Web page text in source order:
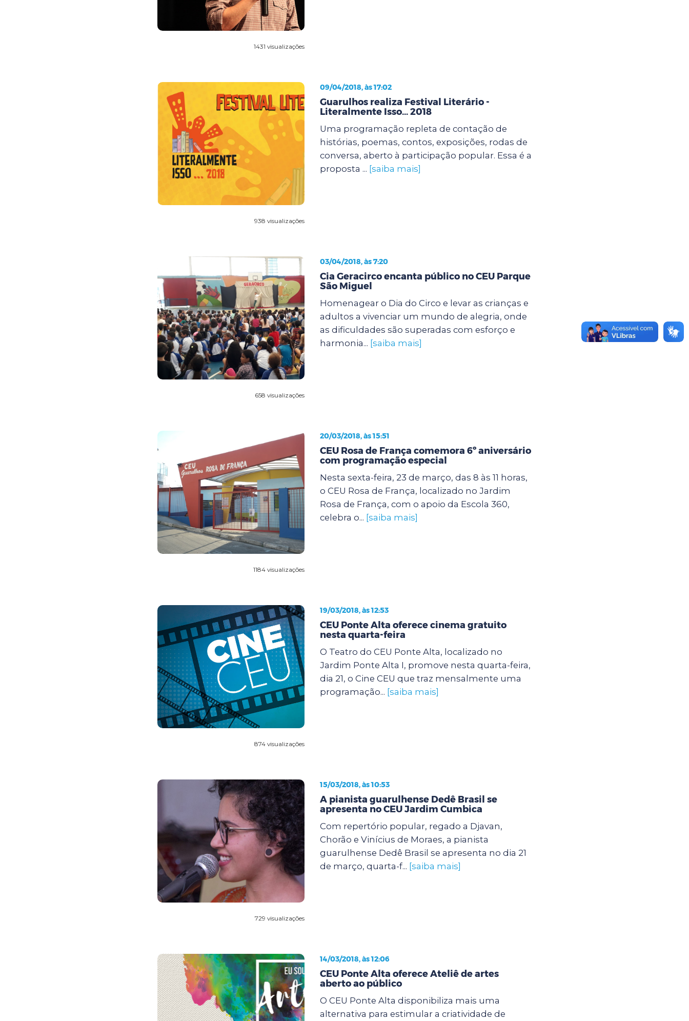
1431 visualizações
938 visualizações
09/04/2018, às 17:02
Guarulhos realiza Festival Literário -
Literalmente Isso... 2018
Uma programação repleta de contação de
histórias, poemas, contos, exposições, rodas de
conversa, aberto à participação popular. Essa é a
proposta ... [saiba mais]
658 visualizações
03/04/2018, às 7:20
Cia Geracirco encanta público no CEU Parque
São Miguel
Homenagear o Dia do Circo e levar as crianças e
adultos a vivenciar um mundo de alegria, onde
as dificuldades são superadas com esforço e
harmonia... [saiba mais]
1184 visualizações
20/03/2018, às 15:51
CEU Rosa de França comemora 6º aniversário
com programação especial
Nesta sexta-feira, 23 de março, das 8 às 11 horas,
o CEU Rosa de França, localizado no Jardim
Rosa de França, com o apoio da Escola 360,
celebra o... [saiba mais]
874 visualizações
19/03/2018, às 12:53
CEU Ponte Alta oferece cinema gratuito
nesta quarta-feira
O Teatro do CEU Ponte Alta, localizado no
Jardim Ponte Alta I, promove nesta quarta-feira,
dia 21, o Cine CEU que traz mensalmente uma
programação... [saiba mais]
729 visualizações
15/03/2018, às 10:53
A pianista guarulhense Dedê Brasil se
apresenta no CEU Jardim Cumbica
Com repertório popular, regado a Djavan,
Chorão e Vinícius de Moraes, a pianista
guarulhense Dedê Brasil se apresenta no dia 21
de março, quarta-f... [saiba mais]
14/03/2018, às 12:06
CEU Ponte Alta oferece Ateliê de artes
aberto ao público
O CEU Ponte Alta disponibiliza mais uma
alternativa para estimular a criatividade de